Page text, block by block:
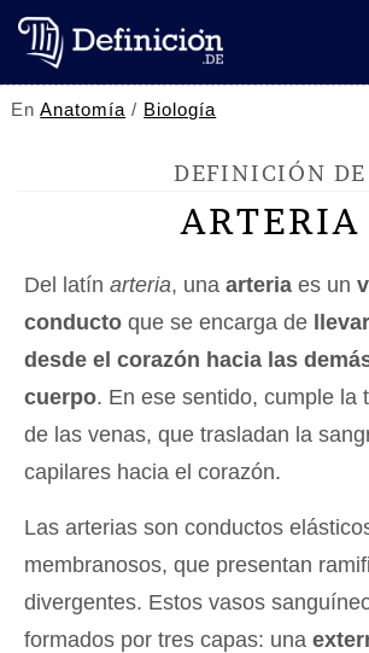
EnAnatomía / Biología
DEFINICIÓN DE
ARTERIA
Del latín arteria, una arteria es un
conducto que se encarga de
desde el corazón hacia las
cuerpo. En ese sentido, cumple la
de las venas, que trasladan la
capilares hacia el corazón.
Las arterias son conductos
membranosos, que presentan
divergentes. Estos vasos
formados por tres capas: una